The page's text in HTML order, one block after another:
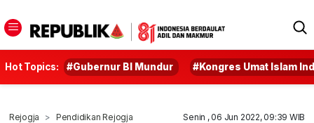
Hot Topics: #Gubernur BI Mundur #Kongres Umat Islam
Rejogja Pendidikan Rejogja Senin , 06 Jun 2022, 09:39 WIB